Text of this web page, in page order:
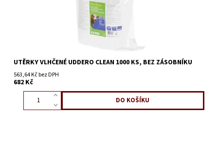
UTĚRKY VLHČENÉ UDDERO CLEAN 1000 KS, BEZ ZÁSOBNÍKU
563,64 Kč bez DPH
682 Kč